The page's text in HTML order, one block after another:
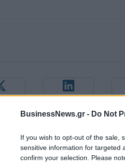
BusinessNews.gr - Do Not
If you wish to opt-out of the sale,
sensitive information for targeted
confirm your selection. Please